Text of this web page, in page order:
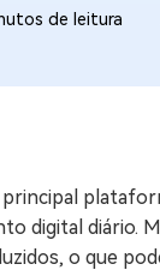
de leitura
principal
digital diário.
o que